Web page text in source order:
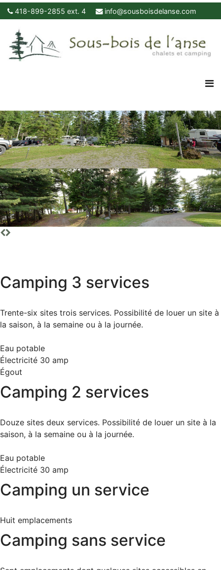
418-899-2855 ext. 4 info@sousboisdelanse.com
Camping 3 services
Trente-six sites trois services. Possibilité de louer un site à
la saison, à la semaine ou à la journée.
Eau potable
Électricité 30 amp
Égout
Camping 2 services
Douze sites deux services. Possibilité de louer un site à la
saison, à la semaine ou à la journée.
Eau potable
Électricité 30 amp
Camping un service
Huit emplacements
Camping sans service